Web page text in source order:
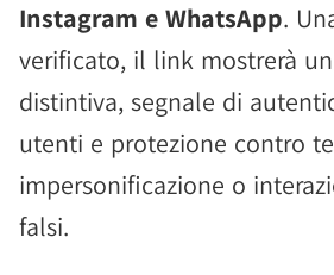
Instagram e WhatsApp.
verificato, il link mostrerà
distintiva, segnale di
utenti e protezione contro
impersonificazione o
falsi.